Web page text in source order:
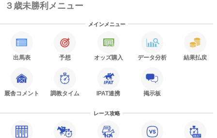
３歳未勝利メニュー
メインメニュー
出馬表 予想 オッズ購入 データ分析 結果払戻
厩舎コメント 調教タイム IPAT連携 掲示板
レース攻略